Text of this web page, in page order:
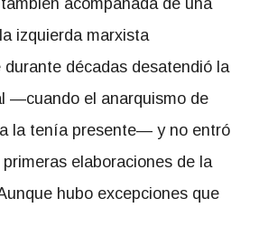
acompañada de una
izquierda marxista
durante décadas desatendió la
—cuando el anarquismo de
la tenía presente— y no entró
elaboraciones de la
hubo excepciones que